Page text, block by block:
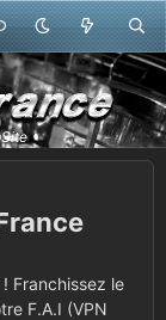
Franchissez le
F.A.I (VPN